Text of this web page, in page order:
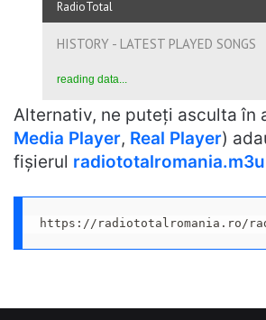
RadioTotal
HISTORY - LATEST PLAYED SONGS
reading data...
Alternativ, ne puteți asculta în
Media Player, Real Player)
fișierul radiototalromania.m3u
https://radiototalromania.ro/